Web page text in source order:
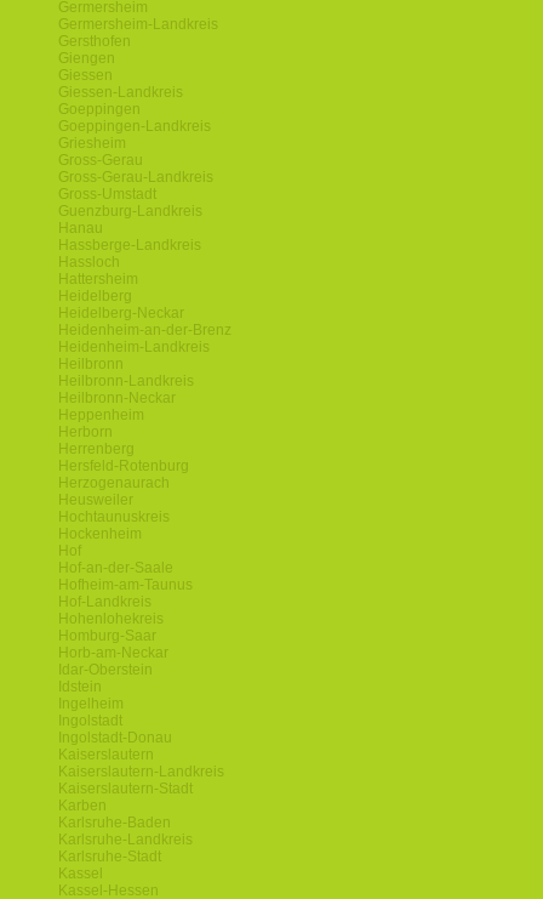
Germersheim
Germersheim-Landkreis
Gersthofen
Giengen
Giessen
Giessen-Landkreis
Goeppingen
Goeppingen-Landkreis
Griesheim
Gross-Gerau
Gross-Gerau-Landkreis
Gross-Umstadt
Guenzburg-Landkreis
Hanau
Hassberge-Landkreis
Hassloch
Hattersheim
Heidelberg
Heidelberg-Neckar
Heidenheim-an-der-Brenz
Heidenheim-Landkreis
Heilbronn
Heilbronn-Landkreis
Heilbronn-Neckar
Heppenheim
Herborn
Herrenberg
Hersfeld-Rotenburg
Herzogenaurach
Heusweiler
Hochtaunuskreis
Hockenheim
Hof
Hof-an-der-Saale
Hofheim-am-Taunus
Hof-Landkreis
Hohenlohekreis
Homburg-Saar
Horb-am-Neckar
Idar-Oberstein
Idstein
Ingelheim
Ingolstadt
Ingolstadt-Donau
Kaiserslautern
Kaiserslautern-Landkreis
Kaiserslautern-Stadt
Karben
Karlsruhe-Baden
Karlsruhe-Landkreis
Karlsruhe-Stadt
Kassel
Kassel-Hessen